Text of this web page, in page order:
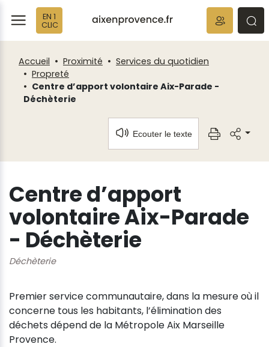
EN 1
CLIC
Accueil Proximité
Services du quotidien
Propreté
Centre d’apport volontaire Aix-Parade -
Déchèterie
Ecouter le texte
Centre d’apport
volontaire Aix-Parade
- Déchèterie
Déchèterie
Premier service communautaire, dans la mesure où il
concerne tous les habitants, l’élimination des
déchets dépend de la Métropole Aix Marseille
Provence.
Fenêtre
de
chat
Panneau de gestion des cookies